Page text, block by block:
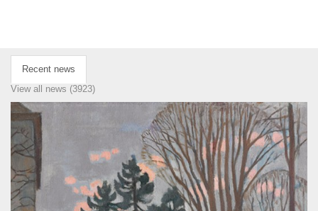
Recent news
View all news (3923)